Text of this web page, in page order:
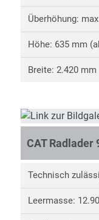
Überhöhung:
Höhe: 635 mm
Breite: 2.420 mm
CAT Radlader
Technisch
Leermasse: